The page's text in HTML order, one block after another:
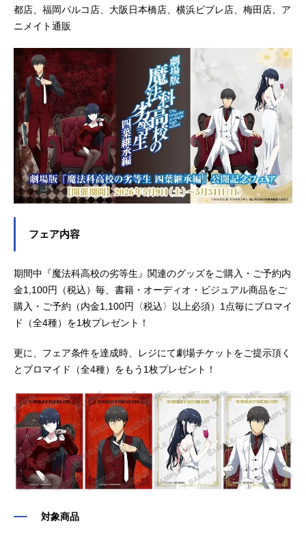
都店、福岡パルコ店、大阪日本橋店、横浜ビブレ店、梅田店、ア
ニメイト通販
フェア内容
期間中『魔法科高校の劣等生』関連のグッズをご購入・ご予約内
金1,100円（税込）毎、書籍・オーディオ・ビジュアル商品をご
購入・ご予約（内金1,100円〈税込〉以上必須）1点毎にブロマイ
ド（全4種）を1枚プレゼント！
更に、フェア条件を達成時、レジにて劇場チケットをご提示頂く
とブロマイド（全4種）をもう1枚プレゼント！
対象商品